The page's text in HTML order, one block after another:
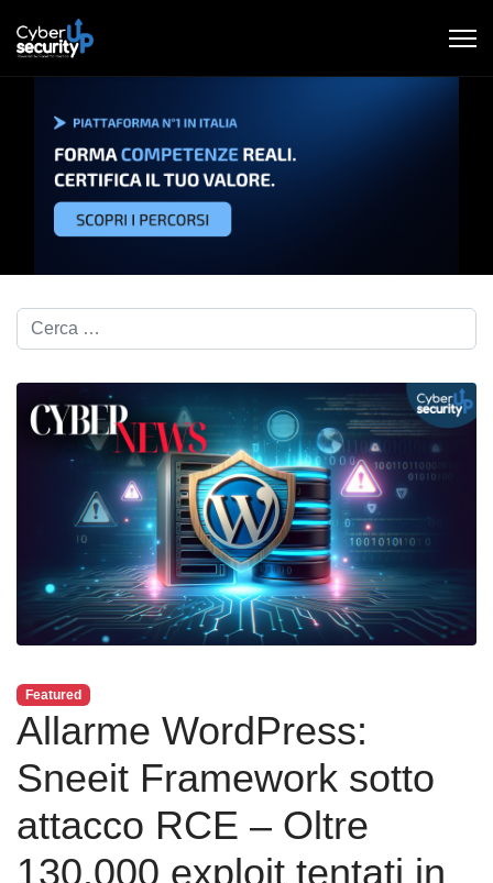
Cerca nel blog...
Featured
Allarme WordPress:
Sneeit Framework sotto
attacco RCE – Oltre
130.000 exploit tentati in